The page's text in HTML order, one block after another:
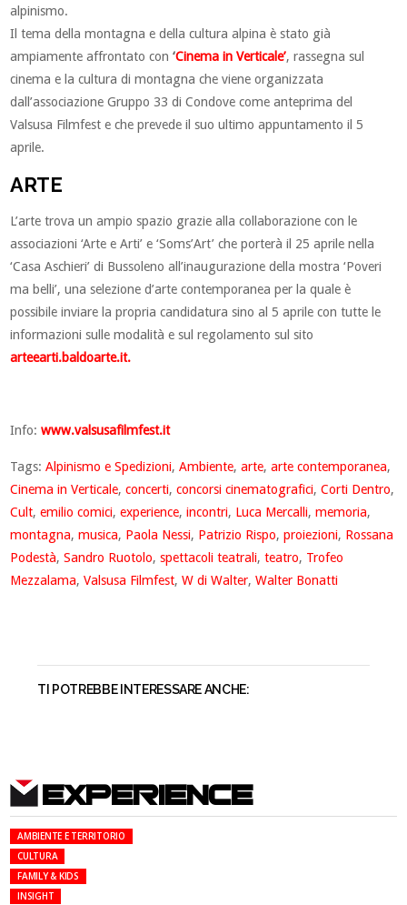
alpinismo.
Il tema della montagna e della cultura alpina è stato già
ampiamente affrontato con‘Cinema in Verticale’, rassegna sul
cinema e la cultura di montagna che viene organizzata
dall’associazione Gruppo 33 di Condove come anteprima del
Valsusa Filmfest e che prevede il suo ultimo appuntamento il 5
aprile.
ARTE
L’arte trova un ampio spazio grazie alla collaborazione con le
associazioni ‘Arte e Arti’ e ‘Soms’Art’ che porterà il 25 aprile nella
‘Casa Aschieri’ di Bussoleno all’inaugurazione della mostra ‘Poveri
ma belli’, una selezione d’arte contemporanea per la quale è
possibile inviare la propria candidatura sino al 5 aprile con tutte le
informazioni sulle modalità e sul regolamento sul sito
arteearti.baldoarte.it.
Info:www.valsusafilmfest.it
Tags:Alpinismo e Spedizioni,Ambiente,arte,arte contemporanea,
Cinema in Verticale,concerti,concorsi cinematografici,Corti Dentro,
Cult,emilio comici,experience,incontri, Luca Mercalli,memoria,
montagna,musica, Paola Nessi, Patrizio Rispo,proiezioni, Rossana
Podestà,Sandro Ruotolo,spettacoli teatrali,teatro, Trofeo
Mezzalama,Valsusa Filmfest,W di Walter,Walter Bonatti
TI POTREBBE INTERESSARE ANCHE:
EXPERIENCE
AMBIENTE E TERRITORIO
CULTURA
FAMILY & KIDS
INSIGHT